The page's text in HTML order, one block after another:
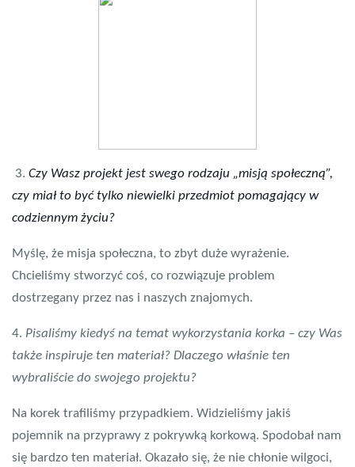
3. Czy Wasz projekt jest swego rodzaju „misją społeczną”,
czy miał to być tylko niewielki przedmiot pomagający w
codziennym życiu?
Myślę, że misja społeczna, to zbyt duże wyrażenie.
Chcieliśmy stworzyć coś, co rozwiązuje problem
dostrzegany przez nas i naszych znajomych.
4. Pisaliśmy kiedyś na temat wykorzystania korka – czy Was
także inspiruje ten materiał? Dlaczego właśnie ten
wybraliście do swojego projektu?
Na korek trafiliśmy przypadkiem. Widzieliśmy jakiś
pojemnik na przyprawy z pokrywką korkową. Spodobał nam
się bardzo ten materiał. Okazało się, że nie chłonie wilgoci,